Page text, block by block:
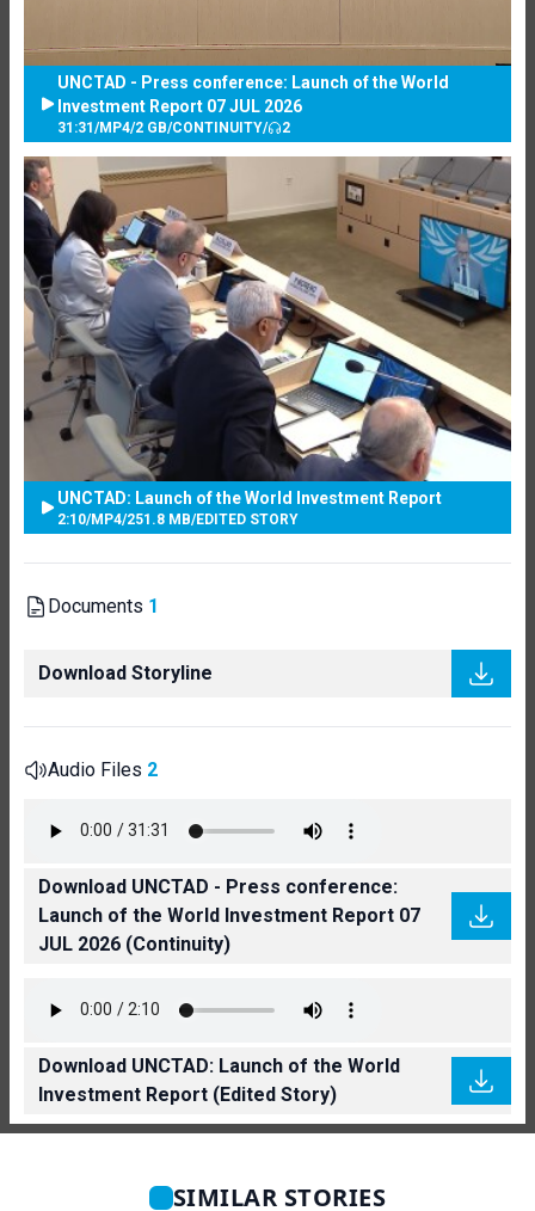
UNCTAD - Press conference: Launch of the World
Investment Report 07 JUL 2026
31:31 /MP4/2 GB/CONTINUITY/ 2
UNCTAD: Launch of the World Investment Report
2:10/MP4/251.8 MB/EDITED STORY
Documents 1
Download Storyline
Audio Files 2
Download UNCTAD - Press conference:
Launch of the World Investment Report 07
JUL 2026 (Continuity)
Download UNCTAD: Launch of the World
Investment Report (Edited Story)
SIMILAR STORIES